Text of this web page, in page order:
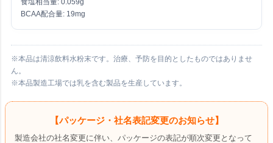
BCAA配合量: 19mg
※本品は清涼飲料水粉末です。治療、予防を目的としたものではありませ
ん。
※本品製造工場では乳を含む製品を生産しています。
【パッケージ・社名表記変更のお知らせ】
製造会社の社名変更に伴い、パッケージの表記が順次変更となって